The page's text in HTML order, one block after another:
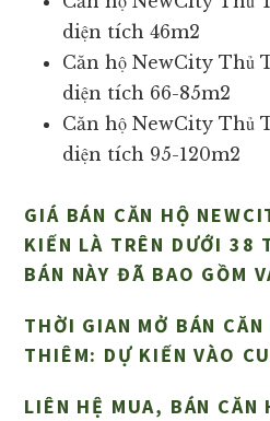
diện tích 46m2
Căn hộ NewCity Thủ
diện tích 66-85m2
Căn hộ NewCity Thủ
diện tích 95-120m2
GIÁ BÁN CĂN HỘ
KIẾN LÀ TRÊN DƯỚI 38
BÁN NÀY ĐÃ BAO GỒM
THỜI GIAN MỞ BÁN
THIÊM: DỰ KIẾN VÀO
LIÊN HỆ MUA, BÁN CĂN